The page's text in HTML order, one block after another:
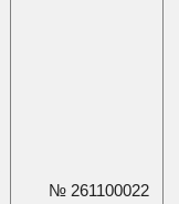
№ 261100022